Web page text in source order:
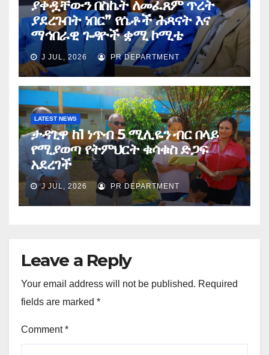
ያቀዷቸውን በስኬት ለመፈጸም ጥረት
ያደረጉበት ነበር” የሴቶች ሕጻናት እና
ማኅበራዊ ጉዳዮች ቋሚ ኮሚቴ
J JUL, 2026 PR DEPARTMENT
LATEST NEWS
ታዳጊዋ ከ1 ነጥብ 5 ሚሊዬን ብር በላይ
የሚያወጣ የትምህርት ቁሳቁስ ድጋፍ
አደረገች
J JUL, 2026 PR DEPARTMENT
Leave a Reply
Your email address will not be published. Required
fields are marked *
Comment*